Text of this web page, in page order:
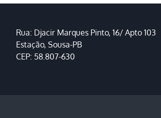
Rua: Djacir Marques Pinto, 16/ Apto 103
Estação, Sousa-PB
CEP: 58.807-630